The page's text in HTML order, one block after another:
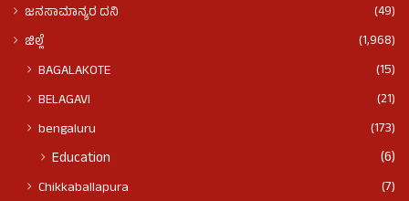
ಜನಸಾಮಾನ್ಯರ ದನಿ
(49)
ಜಿಲ್ಲೆ
(1,968)
BAGALAKOTE
(15)
BELAGAVI
(21)
bengaluru
(173)
Education (6)
Chikkaballapura
(7)